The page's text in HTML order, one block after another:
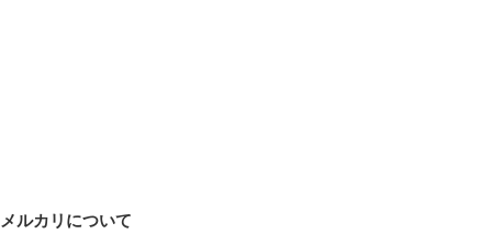
メルカリについて